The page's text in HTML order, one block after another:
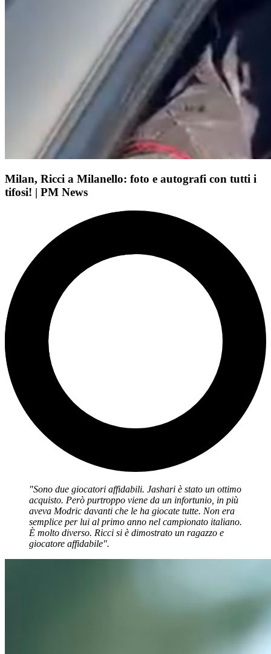
Milan, Ricci a Milanello: foto e autografi con tutti i
tifosi! | PM News
"Sono due giocatori affidabili. Jashari è stato un ottimo
acquisto. Però purtroppo viene da un infortunio, in più
aveva Modric davanti che le ha giocate tutte. Non era
semplice per lui al primo anno nel campionato italiano.
È molto diverso. Ricci si è dimostrato un ragazzo e
giocatore affidabile".